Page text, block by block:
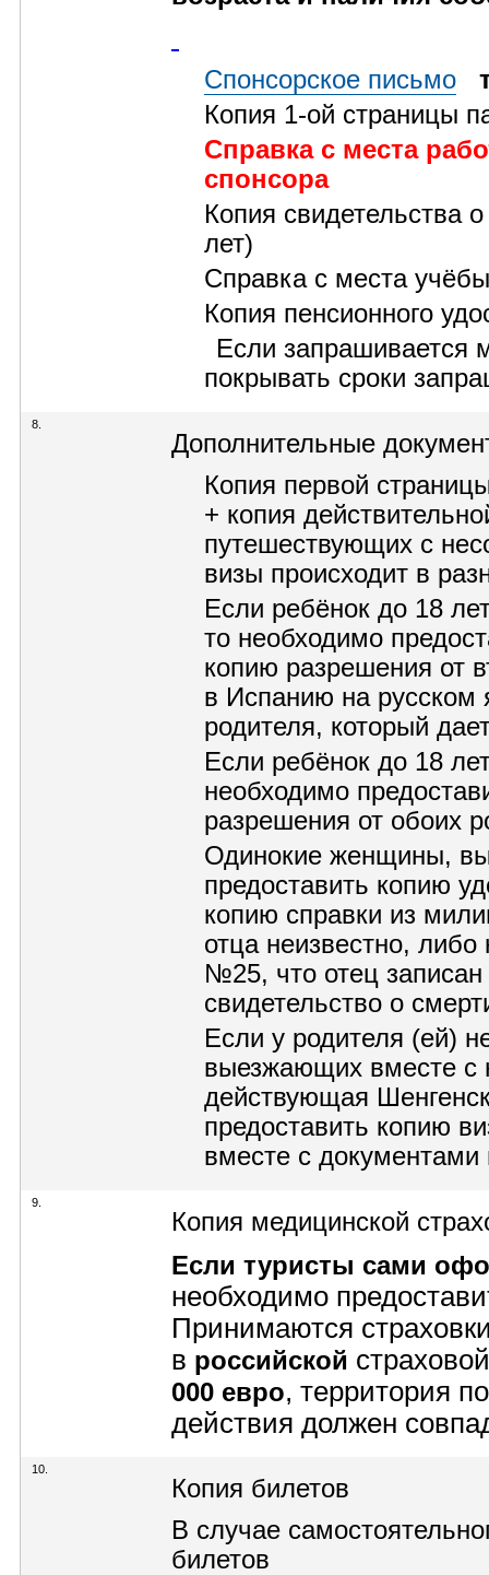
Спонсорское письмо
Копия 1-ой страницы
Справка с места
спонсора
Копия свидетельства
лет)
Справка с места
Копия пенсионного
Если запрашивается
покрывать сроки
8.
Дополнительные
Копия первой
+ копия
путешествующих с
визы происходит в
Если ребёнок до 18
то необходимо
копию разрешения от
в Испанию на русском
родителя, который
Если ребёнок до 18
необходимо
разрешения от обоих
Одинокие женщины,
предоставить копию
копию справки из
отца неизвестно,
№25, что отец
свидетельство о
Если у родителя (ей)
выезжающих вместе с
действующая
предоставить копию
вместе с документами
9.
Копия медицинской
Если туристы сами
необходимо
Принимаются
в российской
000 евро, территория
действия должен
10.
Копия билетов
В случае
билетов